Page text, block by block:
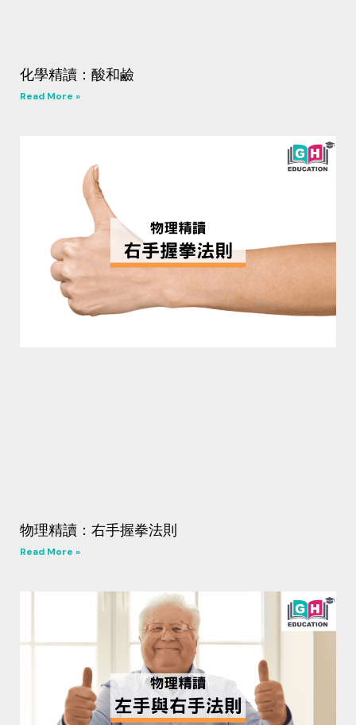
化學精讀：酸和鹼
Read More »
物理精讀：右手握拳法則
Read More »